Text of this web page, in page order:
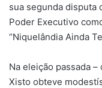
sua segunda disputa
Poder Executivo
“Niquelândia Ainda
Na eleição passada
Xisto obteve